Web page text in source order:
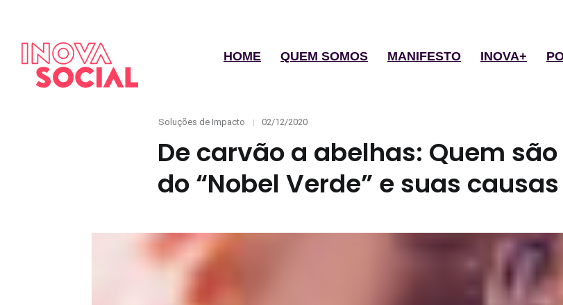
HOME QUEM SOMOS MANIFESTO INOVA+
Categories
Soluções de Impacto
Posted
02/12/2020
De carvão a abelhas: Quem
do “Nobel Verde” e suas causas